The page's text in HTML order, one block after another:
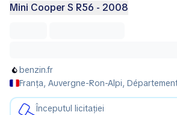
Mini Cooper S R56 - 2008
benzin.fr
Franța, Auvergne-Ron-Alpi,
Începutul licitației